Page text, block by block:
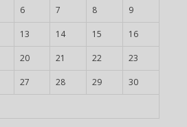
6 7 8 9
13 14 15 16
20 21 22 23
27 28 29 30